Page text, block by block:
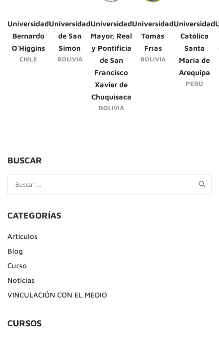
Universidad
Bernardo
O’Higgins
CHILE
Universidad
de San
Simón
BOLIVIA
Universidad
Mayor, Real
y Pontificia
de San
Francisco
Xavier de
Chuquisaca
BOLIVIA
Universidad
Tomás
Frías
BOLIVIA
Universidad
Católica
Santa
María de
Arequipa
PERÚ
BUSCAR
CATEGORÍAS
Artículos
Blog
Curso
Noticias
VINCULACIÓN CON EL MEDIO
CURSOS